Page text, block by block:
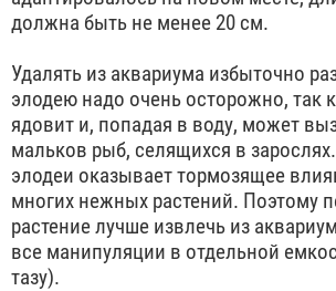
должна быть не менее 20 см.
Удалять из аквариума избыточно
элодею надо очень осторожно, так
ядовит и, попадая в воду, может
мальков рыб, селящихся в
элодеи оказывает тормозящее
многих нежных растений. Поэтому
растение лучше извлечь из
все манипуляции в отдельной
тазу).